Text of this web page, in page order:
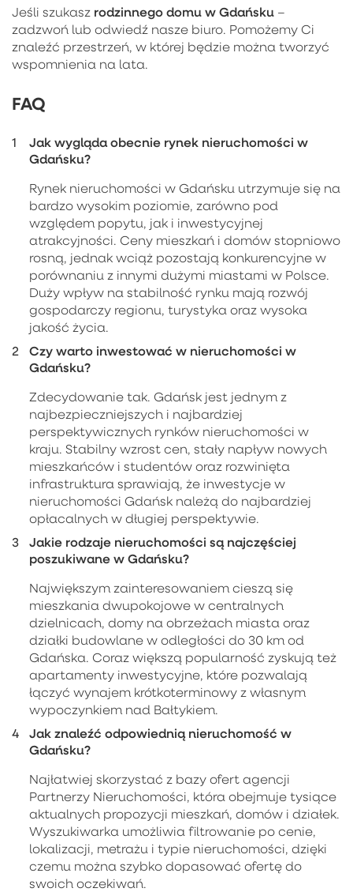
Jeśli szukasz rodzinnego domu w Gdańsku –
zadzwoń lub odwiedź nasze biuro. Pomożemy Ci
znaleźć przestrzeń, w której będzie można tworzyć
wspomnienia na lata.
FAQ
Jak wygląda obecnie rynek nieruchomości w
Gdańsku?
Rynek nieruchomości w Gdańsku utrzymuje się na
bardzo wysokim poziomie, zarówno pod
względem popytu, jak i inwestycyjnej
atrakcyjności. Ceny mieszkań i domów stopniowo
rosną, jednak wciąż pozostają konkurencyjne w
porównaniu z innymi dużymi miastami w Polsce.
Duży wpływ na stabilność rynku mają rozwój
gospodarczy regionu, turystyka oraz wysoka
jakość życia.
Czy warto inwestować w nieruchomości w
Gdańsku?
Zdecydowanie tak. Gdańsk jest jednym z
najbezpieczniejszych i najbardziej
perspektywicznych rynków nieruchomości w
kraju. Stabilny wzrost cen, stały napływ nowych
mieszkańców i studentów oraz rozwinięta
infrastruktura sprawiają, że inwestycje w
nieruchomości Gdańsk należą do najbardziej
opłacalnych w długiej perspektywie.
Jakie rodzaje nieruchomości są najczęściej
poszukiwane w Gdańsku?
Największym zainteresowaniem cieszą się
mieszkania dwupokojowe w centralnych
dzielnicach, domy na obrzeżach miasta oraz
działki budowlane w odległości do 30 km od
Gdańska. Coraz większą popularność zyskują też
apartamenty inwestycyjne, które pozwalają
łączyć wynajem krótkoterminowy z własnym
wypoczynkiem nad Bałtykiem.
Jak znaleźć odpowiednią nieruchomość w
Gdańsku?
Najłatwiej skorzystać z bazy ofert agencji
Partnerzy Nieruchomości, która obejmuje tysiące
aktualnych propozycji mieszkań, domów i działek.
Wyszukiwarka umożliwia filtrowanie po cenie,
lokalizacji, metrażu i typie nieruchomości, dzięki
czemu można szybko dopasować ofertę do
swoich oczekiwań.